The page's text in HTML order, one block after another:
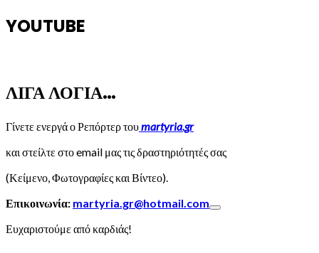
YOUTUBE
ΛΙΓΑ ΛΟΓΙΑ…
Γίνετε ενεργά ο Ρεπόρτερ τουmartyria.gr
και στείλτε στο email μας τις δραστηριότητές σας
(Κείμενο, Φωτογραφίες και Βίντεο).
Επικοινωνία: martyria.gr@hotmail.com
Ευχαριστούμε από καρδιάς!